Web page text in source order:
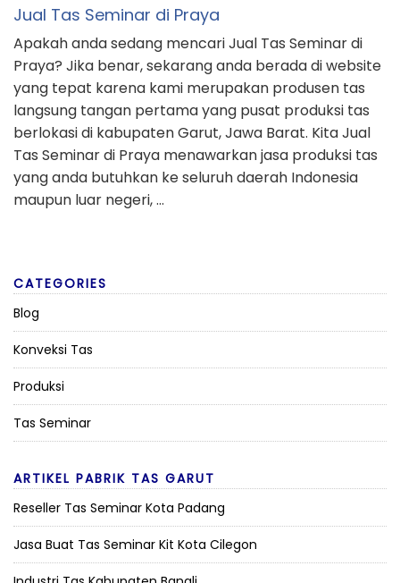
Jual Tas Seminar di Praya
Apakah anda sedang mencari Jual Tas Seminar di
Praya? Jika benar, sekarang anda berada di website
yang tepat karena kami merupakan produsen tas
langsung tangan pertama yang pusat produksi tas
berlokasi di kabupaten Garut, Jawa Barat. Kita Jual
Tas Seminar di Praya menawarkan jasa produksi tas
yang anda butuhkan ke seluruh daerah Indonesia
maupun luar negeri, …
CATEGORIES
Blog
Konveksi Tas
Produksi
Tas Seminar
ARTIKEL PABRIK TAS GARUT
Reseller Tas Seminar Kota Padang
Jasa Buat Tas Seminar Kit Kota Cilegon